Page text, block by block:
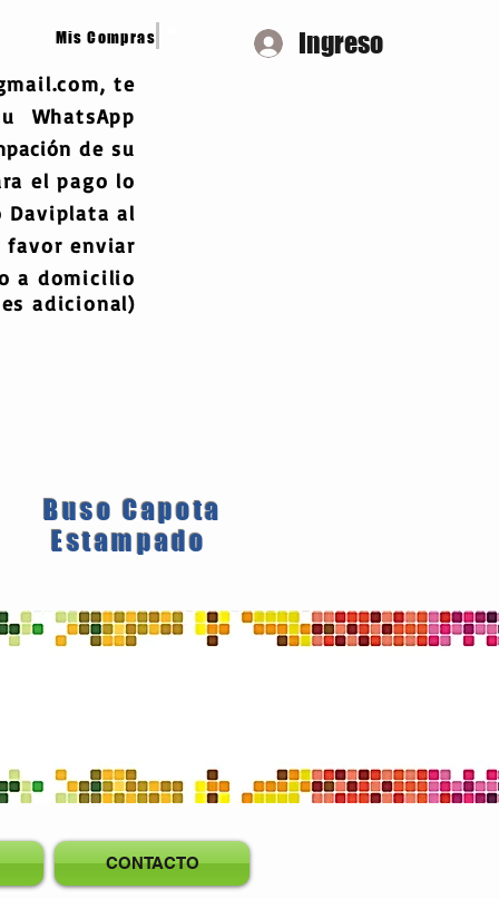
Mis Compras Ingreso
, te
WhatsApp
de su
el pago lo
Daviplata al
favor enviar
a domicilio
adicional)
Buso Capota
Estampado
CONTACTO